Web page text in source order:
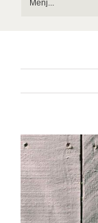
Menj...
View
Larger
Image